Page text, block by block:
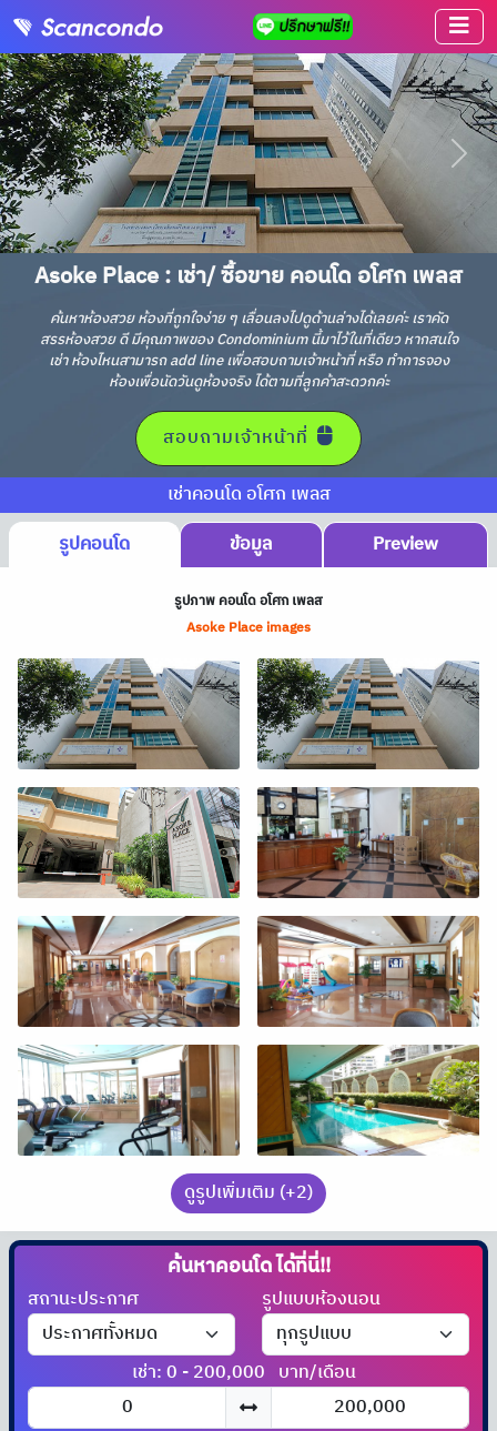
Asoke Place : เช่า/ ซื้อขาย คอนโด อโศก เพลส
ค้นหาห้องสวย ห้องที่ถูกใจง่าย ๆ เลื่อนลงไปดูด้านล่างได้เลยค่ะ เราคัด
สรรห้องสวย ดี มีคุณภาพของ Condominium นี้มาไว้ในที่เดียว หากสนใจ
เช่า ห้องไหนสามารถ add line เพื่อสอบถามเจ้าหน้าที่ หรือ ทำการจอง
ห้องเพื่อนัดวันดูห้องจริง ได้ตามที่ลูกค้าสะดวกค่ะ
สอบถามเจ้าหน้าที่
เช่าคอนโด อโศก เพลส
รูปคอนโด
ข้อมูล Preview
รูปภาพ คอนโด อโศก เพลส
Asoke Place images
ดูรูปเพิ่มเติม (+2)
ค้นหาคอนโดได้ที่นี่!!
สถานะประกาศ รูปแบบห้องนอน
เช่า: 0 - 200,000 บาท/เดือน